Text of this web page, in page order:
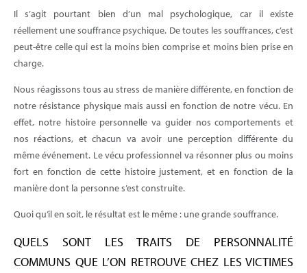
Il s’agit pourtant bien d’un mal psychologique, car il existe
réellement une souffrance psychique. De toutes les souffrances, c’est
peut-être celle qui est la moins bien comprise et moins bien prise en
charge.
Nous réagissons tous au stress de manière différente, en fonction de
notre résistance physique mais aussi en fonction de notre vécu. En
effet, notre histoire personnelle va guider nos comportements et
nos réactions, et chacun va avoir une perception différente du
même événement. Le vécu professionnel va résonner plus ou moins
fort en fonction de cette histoire justement, et en fonction de la
manière dont la personne s’est construite.
Quoi qu’il en soit, le résultat est le même : une grande souffrance.
QUELS SONT LES TRAITS DE PERSONNALITÉ
COMMUNS QUE L’ON RETROUVE CHEZ LES VICTIMES